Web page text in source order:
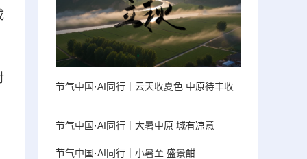
节气中国·AI同行｜云天收夏色 中原待丰收
节气中国·AI同行｜大暑中原 城有凉意
节气中国·AI同行｜小暑至 盛景酣